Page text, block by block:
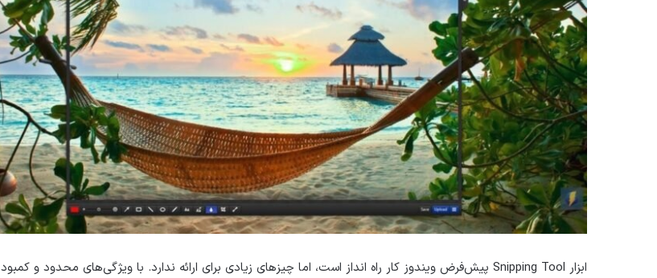
ابزار Snipping Tool پیش‌فرض ویندوز کار راه انداز است، اما چیزهای زیادی برای ارائه ندارد. با ویژگی‌های محدود و کمبود